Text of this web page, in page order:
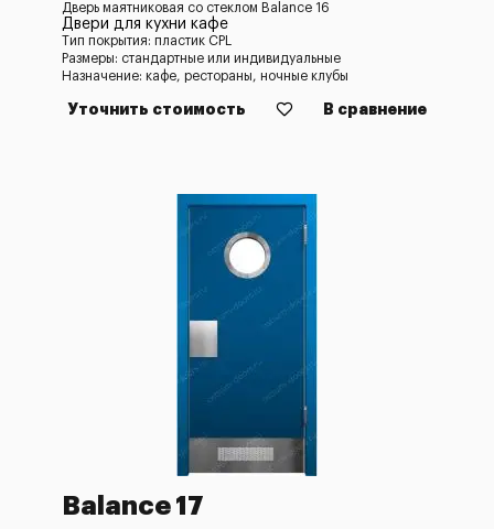
Дверь маятниковая со стеклом Balance 16
Двери для кухни кафе
Тип покрытия: пластик CPL
Размеры: стандартные или индивидуальные
Назначение: кафе, рестораны, ночные клубы
Уточнить стоимость В сравнение
Balance 17